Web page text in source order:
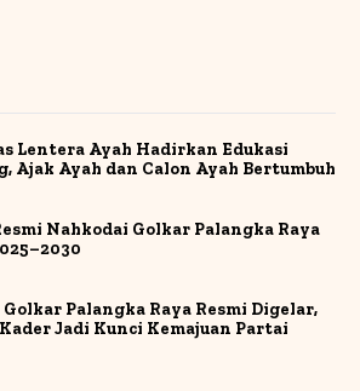
Lentera Ayah Hadirkan Edukasi
Ajak Ayah dan Calon Ayah Bertumbuh
Nahkodai Golkar Palangka Raya
Palangka Raya Resmi Digelar,
Jadi Kunci Kemajuan Partai